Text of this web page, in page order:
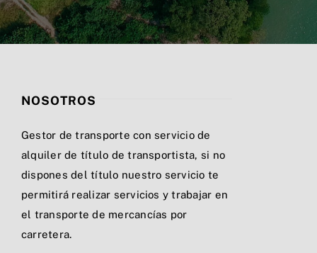
NOSOTROS
Gestor de transporte con servicio de
alquiler de título de transportista, si no
dispones del título nuestro servicio te
permitirá realizar servicios y trabajar en
el transporte de mercancías por
carretera.